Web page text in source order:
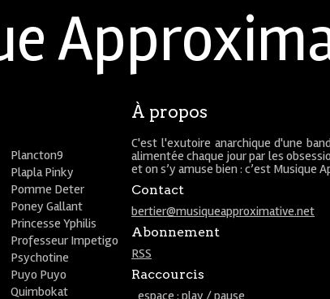
À propos
C'est l'exutoire anarchique d'une
alimentée chaque jour par les
et on s’y amuse bien : c’est Musique
Contact
bertier@musiqueapproximative.net
Abonnement
RSS
Raccourcis
espace : play / pause
Plancton9
Plapla Pinky
Pomme Deter
Poney Gallant
Princesse Yphilis
Professeur Impetigo
Psychotine
Puyo Puyo
Quimbokat